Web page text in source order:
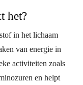
het?
in het lichaam
van energie in
activiteiten zoals
en helpt